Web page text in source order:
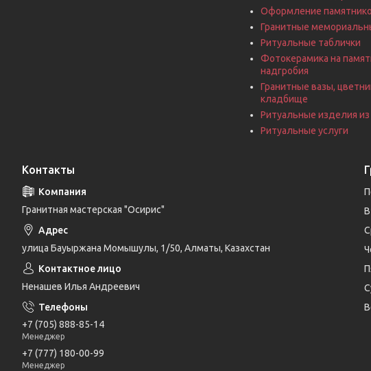
Оформление
Гранитные
Ритуальные таблички
Фотокерамика на
надгробия
Гранитные вазы,
кладбище
Ритуальные изделия
Ритуальные услуги
Контакты
Гранитная мастерская "Осирис"
улица Бауыржана Момышулы, 1/50, Алматы, Казахстан
Ненашев Илья Андреевич
+7 (705) 888-85-14
Менеджер
+7 (777) 180-00-99
Менеджер